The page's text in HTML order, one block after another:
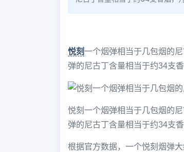
悦刻一个烟弹相当于几包烟的
弹的尼古丁含量相当于约34
悦刻一个烟弹相当于几包烟的
弹的尼古丁含量相当于约34支
根据官方数据，一个悦刻烟弹